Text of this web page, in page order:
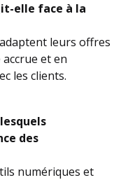
elle face à la
adaptent leurs offres
et en
les clients.
des
numériques et